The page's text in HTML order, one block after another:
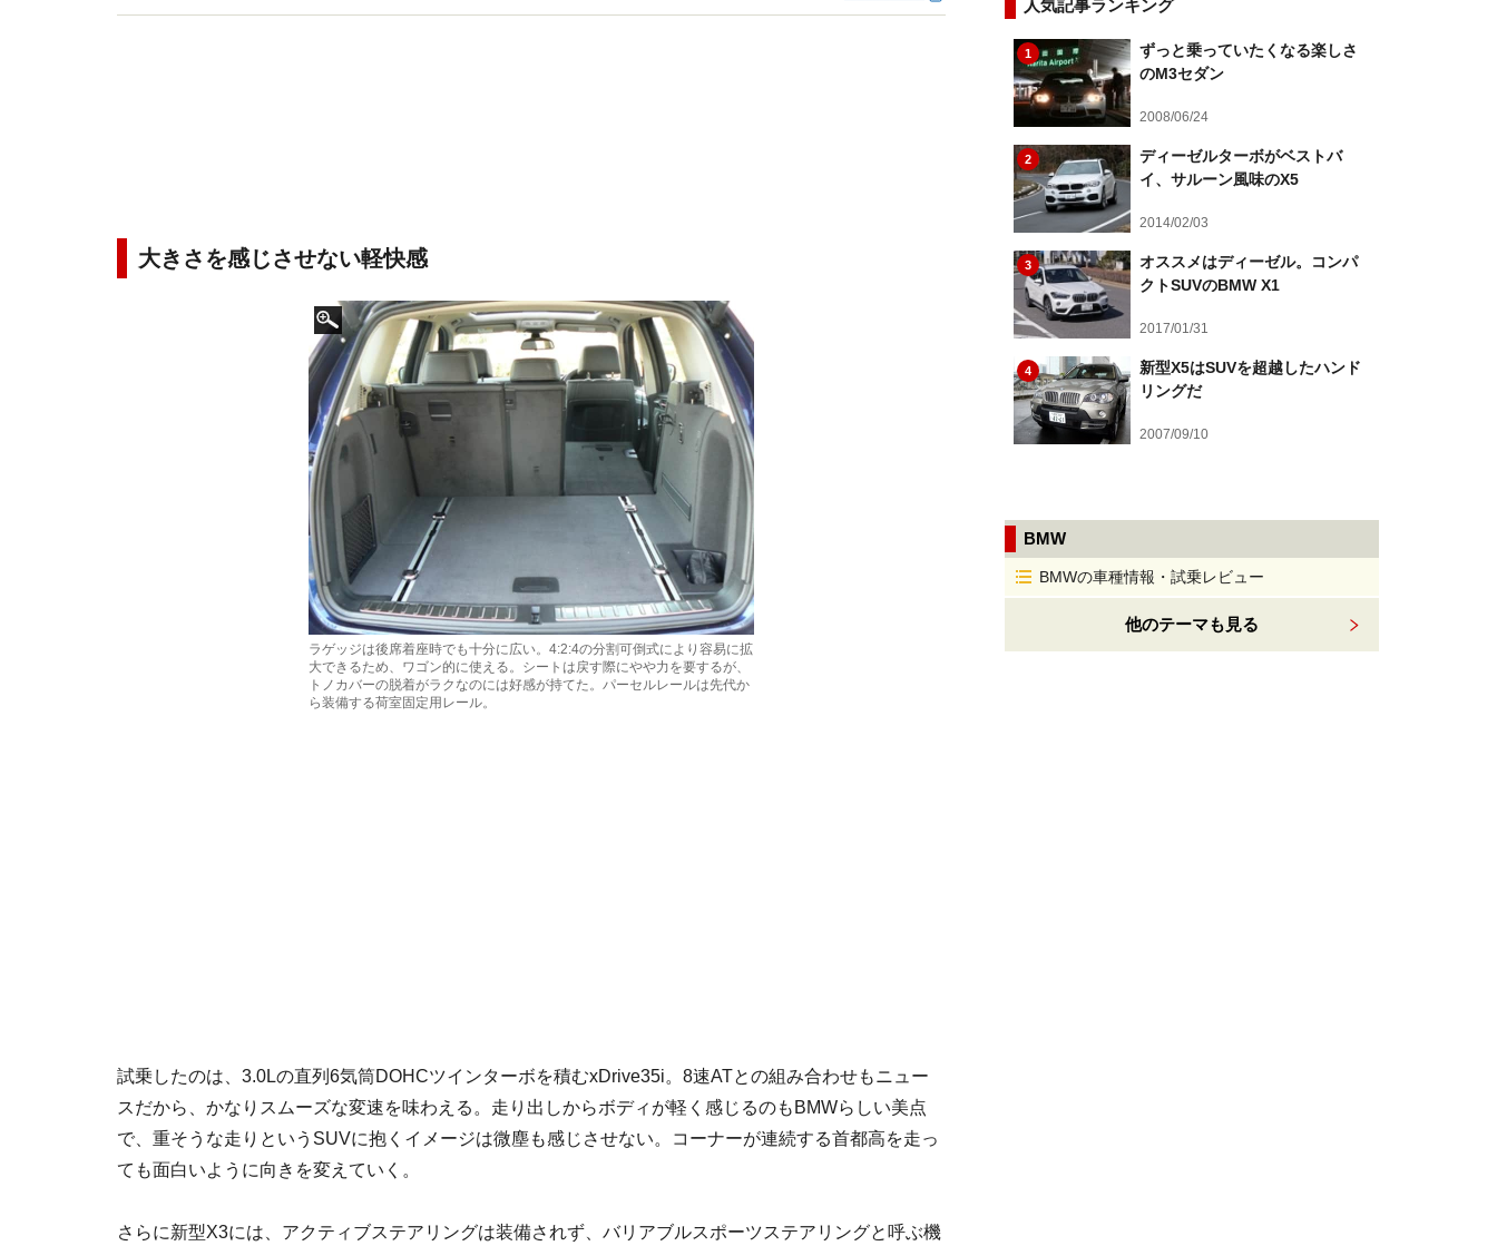
大きさを感じさせない軽快感
ラゲッジは後席着座時でも十分に広い。4:2:4の分割可倒式により容易に拡
大できるため、ワゴン的に使える。シートは戻す際にやや力を要するが、
トノカバーの脱着がラクなのには好感が持てた。パーセルレールは先代か
ら装備する荷室固定用レール。
試乗したのは、3.0Lの直列6気筒DOHCツインターボを積むxDrive35i。8速ATとの組み合わせもニュー
スだから、かなりスムーズな変速を味わえる。走り出しからボディが軽く感じるのもBMWらしい美点
で、重そうな走りというSUVに抱くイメージは微塵も感じさせない。コーナーが連続する首都高を走っ
ても面白いように向きを変えていく。
さらに新型X3には、アクティブステアリングは装備されず、バリアブルスポーツステアリングと呼ぶ機
人気記事ランキング
1
ずっと乗っていたくなる楽しさ
のM3セダン
2008/06/24
2
ディーゼルターボがベストバ
イ、サルーン風味のX5
2014/02/03
3
オススメはディーゼル。コンパ
クトSUVのBMW X1
2017/01/31
4
新型X5はSUVを超越したハンド
リングだ
2007/09/10
BMW
BMWの車種情報・試乗レビュー
他のテーマも見る